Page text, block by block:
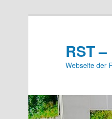
RST
Webseite der